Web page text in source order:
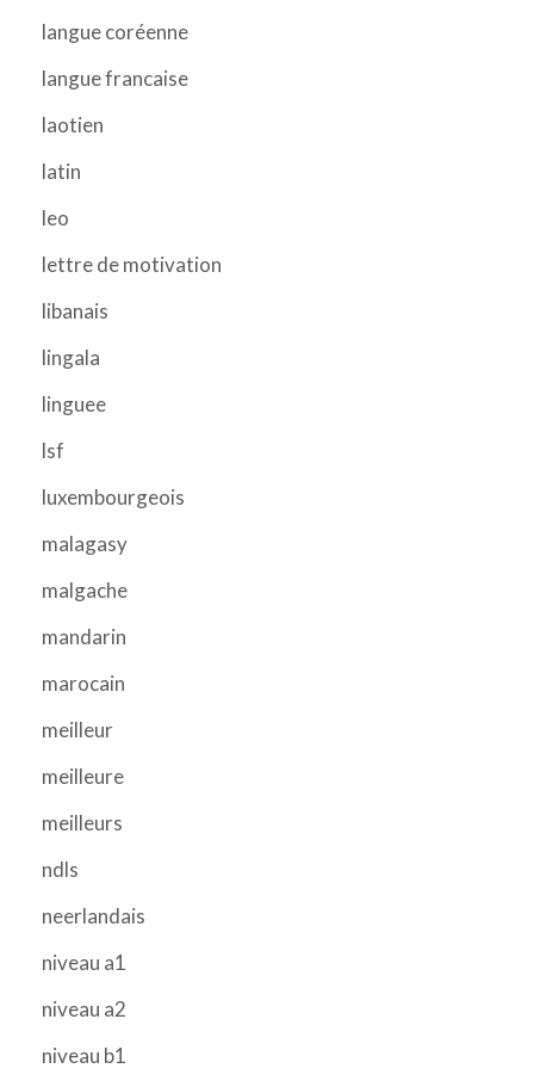
langue coréenne
langue francaise
laotien
latin
leo
lettre de motivation
libanais
lingala
linguee
lsf
luxembourgeois
malagasy
malgache
mandarin
marocain
meilleur
meilleure
meilleurs
ndls
neerlandais
niveau a1
niveau a2
niveau b1